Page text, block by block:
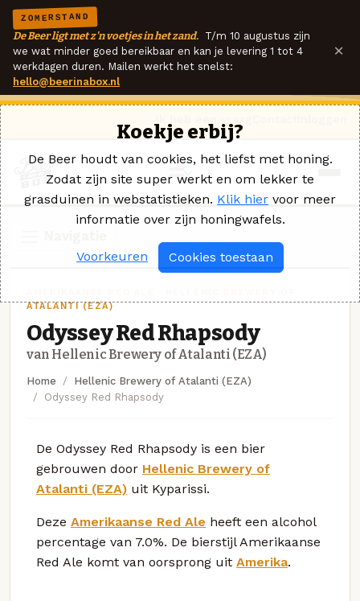
ZOMERSTAND
De Beer ligt met z'n voetjes in het zand. T/m 10 augustus zijn
we wat minder goed bereikbaar en kan je levering 1 tot 4
werkdagen duren. Mailen werkt het snelst:
hello@beerinabox.nl
×
ATALANTI (EZA)
Odyssey Red Rhapsody
van Hellenic Brewery of Atalanti (EZA)
Home
Hellenic Brewery of Atalanti (EZA)
Odyssey Red Rhapsody
De Odyssey Red Rhapsody is een bier
gebrouwen door Hellenic Brewery of
Atalanti (EZA) uit Kyparissi.
Deze Amerikaanse Red Ale heeft een alcohol
percentage van 7.0%. De bierstijl Amerikaanse
Red Ale komt van oorsprong uit Amerika.
Koekje erbij?
De Beer houdt van cookies, het liefst met honing.
Zodat zijn site super werkt en om lekker te
grasduinen in webstatistieken. Klik hier voor meer
informatie over zijn honingwafels.
Voorkeuren Cookies toestaan